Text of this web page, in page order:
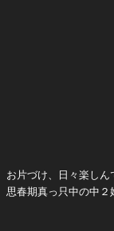
お片づけ、日々楽しん
思春期真っ只中の中２